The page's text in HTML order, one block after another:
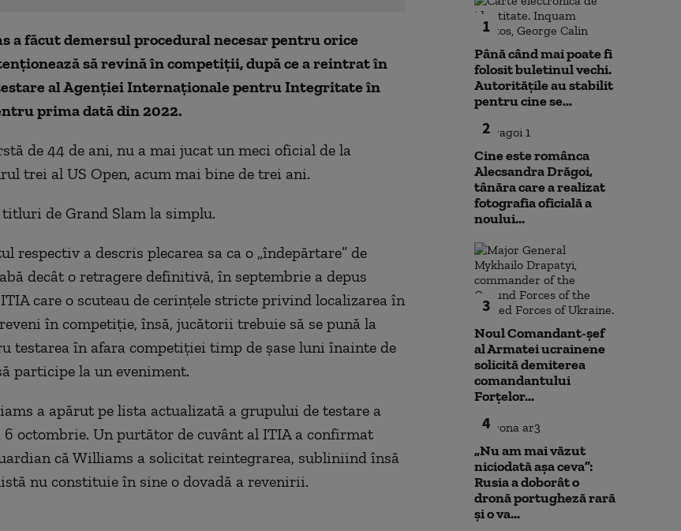
a făcut demersul procedural necesar pentru orice
să revină în competiții, după ce a reintrat în
al Agenției Internaționale pentru Integritate în
prima dată din 2022.
de 44 de ani, nu a mai jucat un meci oficial de la
trei al US Open, acum mai bine de trei ani.
titluri de Grand Slam la simplu.
respectiv a descris plecarea sa ca o „îndepărtare” de
decât o retragere definitivă, în septembrie a depus
care o scuteau de cerințele stricte privind localizarea în
în competiție, însă, jucătorii trebuie să se pună la
testarea în afara competiției timp de șase luni înainte de
participe la un eveniment.
a apărut pe lista actualizată a grupului de testare a
6 octombrie. Un purtător de cuvânt al ITIA a confirmat
că Williams a solicitat reintegrarea, subliniind însă
nu constituie în sine o dovadă a revenirii.
1
Până când mai poate fi
folosit buletinul vechi.
Autoritățile au stabilit
pentru cine se...
2
Cine este românca
Alecsandra Drăgoi,
tânăra care a realizat
fotografia oficială a
noului...
3
Noul Comandant-șef
al Armatei ucrainene
solicită demiterea
comandantului
Forțelor...
4
„Nu am mai văzut
niciodată așa ceva”:
Rusia a doborât o
dronă portugheză rară
și o va...